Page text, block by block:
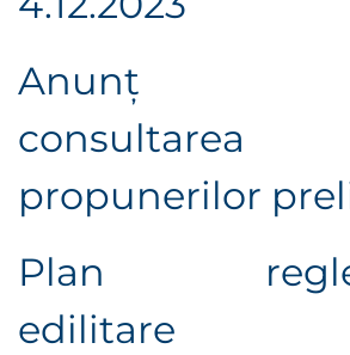
Anunţ
consultarea
propunerilor
Plan
edilitare